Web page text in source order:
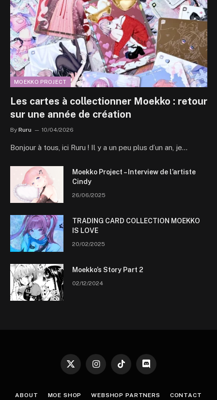
MOEKKO PROJECT
Les cartes à collectionner Moekko : retour
sur une année de création
By Ruru 10/04/2026
Bonjour à tous, ici Ruru ! Il y a un peu plus d’un an, je…
Moekko Project – Interview de l’artiste
Cindy
26/06/2025
TRADING CARD COLLECTION MOEKKO
IS LOVE
20/02/2025
Moekko’s Story Part 2
02/12/2024
X
InstagramTikTok Discord
ABOUT MOE SHOP WEBSHOP PARTNERS CONTACT